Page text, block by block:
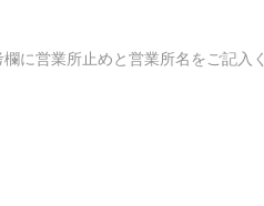
に営業所止めと営業所名をご記入く